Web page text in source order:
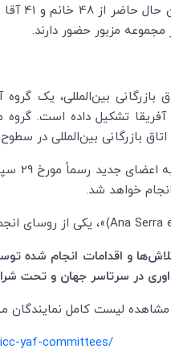
خانم و 41 آقا تشکیل شده
مجموعه مزبور حضور دارند.
بازرگانی بینالمللی، یک
تشکیل داده است. گروه
بازرگانی بینالمللی در سطوح
با 7 مهر ماه 1400)، همزمان با کنفرانس جهانی انجمن داوران جوان اتاق بازرگانی بین
خواهد شد.
Ana Serra)»، یکی از روسای
ها و اقدامات انجام شده
در سرتاسر جهان و تحت
لیست کامل نمایندگان
yaf-committees/